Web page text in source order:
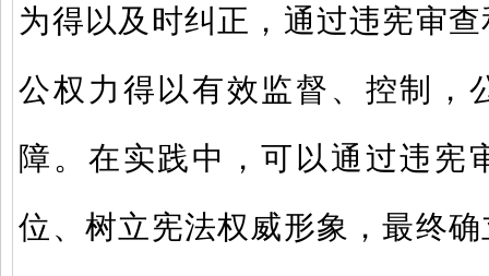
为得以及时纠正，通过违宪审
公权力得以有效监督、控制，
障。在实践中，可以通过违宪
位、树立宪法权威形象，最终